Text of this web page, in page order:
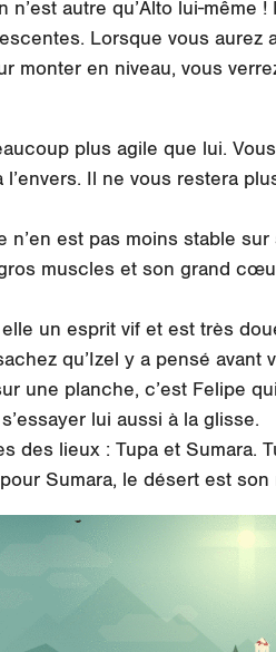
autre qu’Alto lui-même
Lorsque vous aurez
monter en niveau, vous
plus agile que lui.
Il ne vous restera
n’en est pas moins stable
muscles et son grand
un esprit vif et est très
qu’Izel y a pensé avant
une planche, c’est Felipe
lui aussi à la glisse.
des lieux : Tupa et Sumara.
Sumara, le désert est son